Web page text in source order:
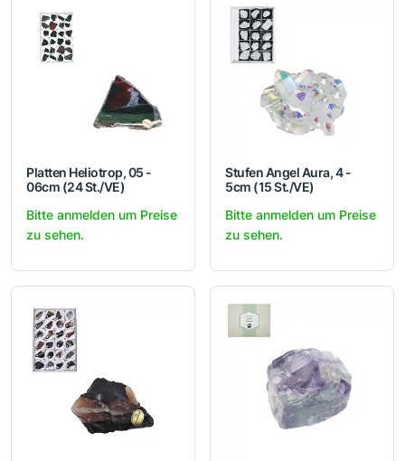
Platten Heliotrop, 05 -
06cm (24 St./VE)
Bitte anmelden um Preise
zu sehen.
Stufen Angel Aura, 4 -
5cm (15 St./VE)
Bitte anmelden um Preise
zu sehen.